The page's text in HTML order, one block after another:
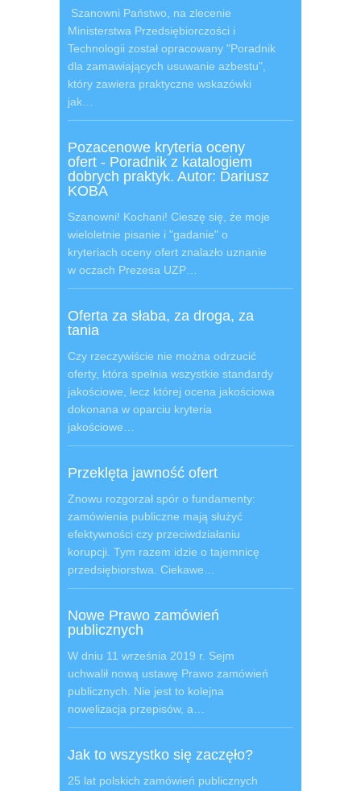
Szanowni Państwo, na zlecenie
Ministerstwa Przedsiębiorczości i
Technologii został opracowany "Poradnik
dla zamawiających usuwanie azbestu",
który zawiera praktyczne wskazówki
jak…
Pozacenowe kryteria oceny
ofert - Poradnik z katalogiem
dobrych praktyk. Autor: Dariusz
KOBA
Szanowni! Kochani! Cieszę się, że moje
wieloletnie pisanie i "gadanie" o
kryteriach oceny ofert znalazło uznanie
w oczach Prezesa UZP…
Oferta za słaba, za droga, za
tania
Czy rzeczywiście nie można odrzucić
oferty, która spełnia wszystkie standardy
jakościowe, lecz której ocena jakościowa
dokonana w oparciu kryteria
jakościowe…
Przeklęta jawność ofert
Znowu rozgorzał spór o fundamenty:
zamówienia publiczne mają służyć
efektywności czy przeciwdziałaniu
korupcji. Tym razem idzie o tajemnicę
przedsiębiorstwa. Ciekawe…
Nowe Prawo zamówień
publicznych
W dniu 11 września 2019 r. Sejm
uchwalił nową ustawę Prawo zamówień
publicznych. Nie jest to kolejna
nowelizacja przepisów, a…
Jak to wszystko się zaczęło?
25 lat polskich zamówień publicznych